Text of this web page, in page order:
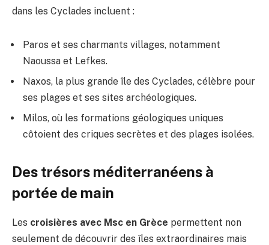
dans les Cyclades incluent :
Paros et ses charmants villages, notamment
Naoussa et Lefkes.
Naxos, la plus grande île des Cyclades, célèbre pour
ses plages et ses sites archéologiques.
Milos, où les formations géologiques uniques
côtoient des criques secrètes et des plages isolées.
Des trésors méditerranéens à
portée de main
Les croisières avec Msc en Grèce permettent non
seulement de découvrir des îles extraordinaires mais